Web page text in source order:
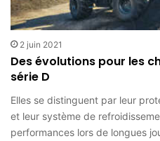
2 juin 2021
Des évolutions pour les
série D
Elles se distinguent par leur
et leur système de
performances lors de longues